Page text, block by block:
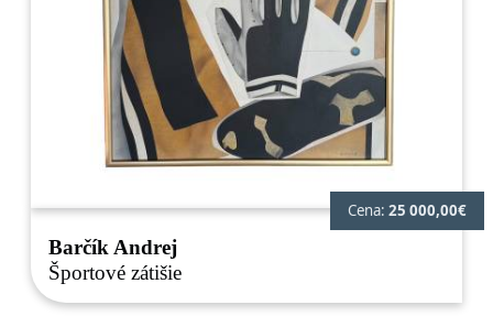
Cena: 25 000,00€
Barčík Andrej
Športové zátišie